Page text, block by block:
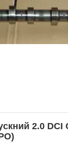
2.0 DCI